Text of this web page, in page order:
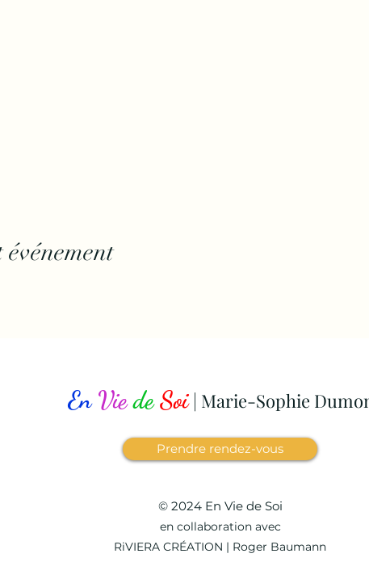
En Vie de Soi | Marie-Sophie
Prendre rendez-vous
© 2024 En Vie de Soi
en collaboration avec
RiVIERA CRÉATION | Roger Baumann